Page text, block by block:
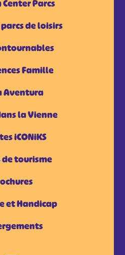
Center Parcs
parcs de loisirs
Famille
Aventura
la Vienne
iCONiKS
de tourisme
et Handicap